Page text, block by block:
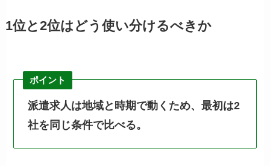
1位と2位はどう使い分けるべきか
ポイント
派遣求人は地域と時期で動くため、最初は2
社を同じ条件で比べる。